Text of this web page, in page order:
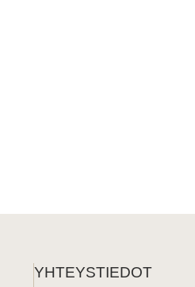
YHTEYSTIEDOT